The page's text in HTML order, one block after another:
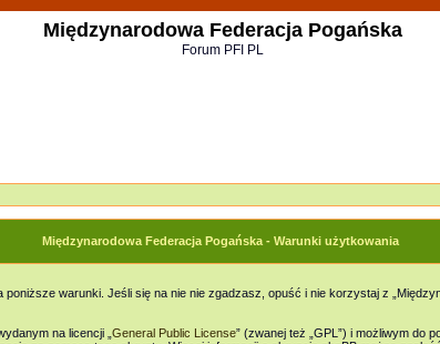
Międzynarodowa Federacja Pogańska
Forum PFI PL
Międzynarodowa Federacja Pogańska - Warunki użytkowania
warunki. Jeśli się na nie nie zgadzasz, opuść i nie korzystaj z
na licencji „ General Public License” (zwanej też „GPL”) i możliwym do